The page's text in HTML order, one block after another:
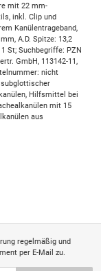
mit 22 mm-
inkl. Clip und
Kanülentrageband,
A.D. Spitze: 13,2
St; Suchbegriffe: PZN
GmbH, 113142-11,
nicht
subglottischer
Hilfsmittel bei
mit 15
aus
regelmäßig und
per E-Mail zu.